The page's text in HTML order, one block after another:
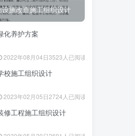
施改造施工组织设计
化养护方案
2022年08月04日3523人已阅读
校施工组织设计
2023年02月05日2724人已阅读
修工程施工组织设计